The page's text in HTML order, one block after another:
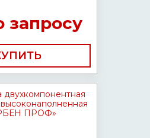
запросу